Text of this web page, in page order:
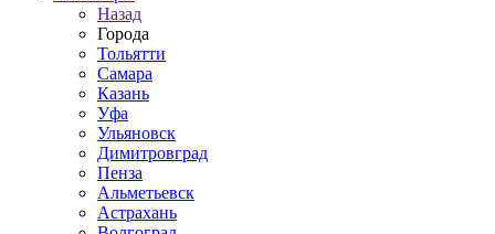
Назад
Города
Тольятти
Самара
Казань
Уфа
Ульяновск
Димитровград
Пенза
Альметьевск
Астрахань